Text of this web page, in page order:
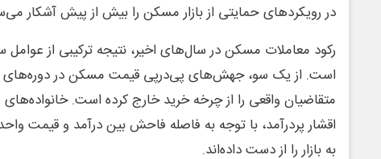
در رویکردهای حمایتی از بازار مسکن را بیش از پیش آشکار
رکود معاملات مسکن در سال‌های اخیر، نتیجه ترکیبی از عوامل
است. از یک سو، جهش‌های پی‌درپی قیمت مسکن در دوره‌های
متقاضیان واقعی را از چرخه خرید خارج کرده است.
اقشار پردرآمد، با توجه به فاصله فاحش بین درآمد و قیمت
به بازار را از دست داده‌اند.